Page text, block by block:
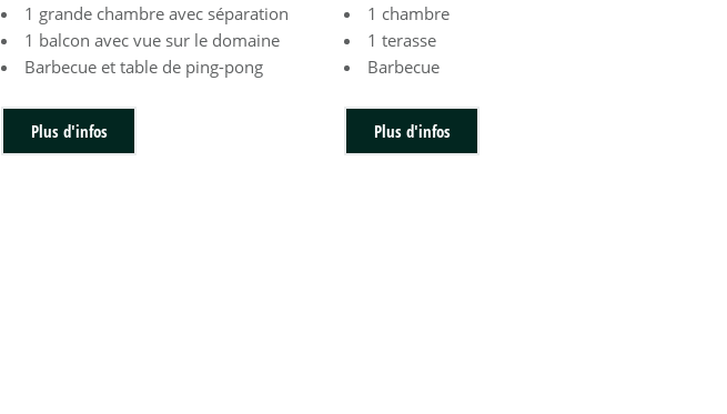
1 grande chambre avec séparation
1 balcon avec vue sur le domaine
Barbecue et table de ping-pong
Plus d'infos
1 chambre
1 terasse
Barbecue
Plus d'infos